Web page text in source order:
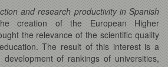
and research productivity in Spanish
creation of the European Higher
the relevance of the scientific quality
The result of this interest is a
of rankings of universities,